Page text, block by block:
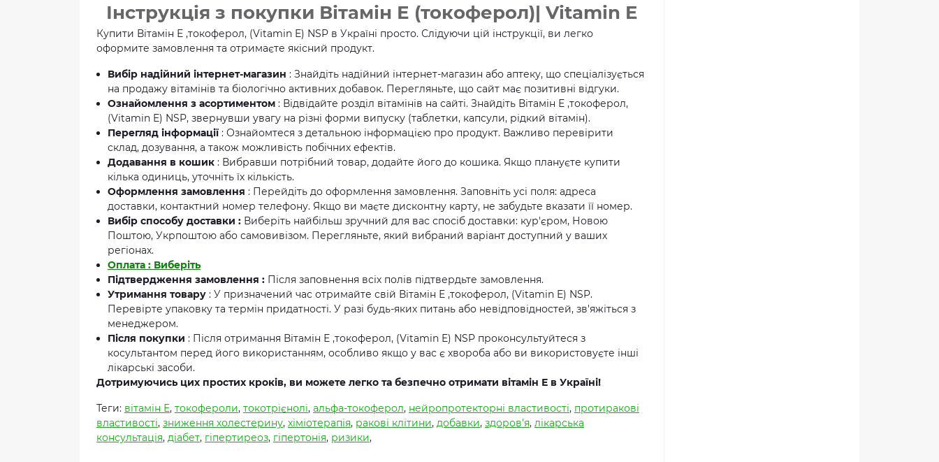
Інструкція з покупки Вітамін Е (токоферол)| Vitamin E
Купити Вітамін Е ,токоферол, (Vitamin E) NSP в Україні просто. Слідуючи цій інструкції, ви легко
оформите замовлення та отримаєте якісний продукт.
Вибір надійний інтернет-магазин : Знайдіть надійний інтернет-магазин або аптеку, що спеціалізується
на продажу вітамінів та біологічно активних добавок. Перегляньте, що сайт має позитивні відгуки.
Ознайомлення з асортиментом : Відвідайте розділ вітамінів на сайті. Знайдіть Вітамін Е ,токоферол,
(Vitamin E) NSP, звернувши увагу на різні форми випуску (таблетки, капсули, рідкий вітамін).
Перегляд інформації : Ознайомтеся з детальною інформацією про продукт. Важливо перевірити
склад, дозування, а також можливість побічних ефектів.
Додавання в кошик : Вибравши потрібний товар, додайте його до кошика. Якщо плануєте купити
кілька одиниць, уточніть їх кількість.
Оформлення замовлення : Перейдіть до оформлення замовлення. Заповніть усі поля: адреса
доставки, контактний номер телефону. Якщо ви маєте дисконтну карту, не забудьте вказати її номер.
Вибір способу доставки : Виберіть найбільш зручний для вас спосіб доставки: кур'єром, Новою
Поштою, Укрпоштою або самовивізом. Перегляньте, який вибраний варіант доступний у ваших
регіонах.
Оплата : Виберіть
Підтвердження замовлення : Після заповнення всіх полів підтвердьте замовлення.
Утримання товару : У призначений час отримайте свій Вітамін Е ,токоферол, (Vitamin E) NSP.
Перевірте упаковку та термін придатності. У разі будь-яких питань або невідповідностей, зв'яжіться з
менеджером.
Після покупки : Після отримання Вітамін Е ,токоферол, (Vitamin E) NSP проконсультуйтеся з
косультантом перед його використанням, особливо якщо у вас є хвороба або ви використовуєте інші
лікарські засоби.
Дотримуючись цих простих кроків, ви можете легко та безпечно отримати вітамін Е в Україні!
Теги: вітамін Е, токофероли, токотрієнолі, альфа-токоферол, нейропротекторні властивості, протиракові
властивості, зниження холестерину, хіміотерапія, ракові клітини, добавки, здоров'я, лікарська
консультація, діабет, гіпертиреоз, гіпертонія, ризики,